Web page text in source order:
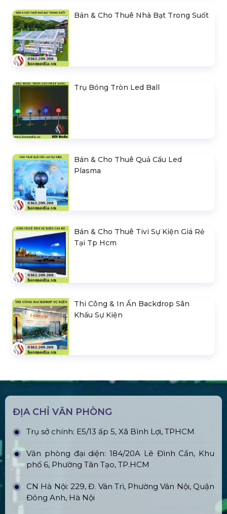
Bán & Cho Thuê Nhà Bạt Trong Suốt
Trụ Bóng Tròn Led Ball
Bán & Cho Thuê Quả Cầu Led
Plasma
Bán & Cho Thuê Tivi Sự Kiện Giá Rẻ
Tại Tp Hcm
Thi Công & In Ấn Backdrop Sân
Khấu Sự Kiện
ĐỊA CHỈ VĂN PHÒNG
Trụ sở chính: E5/13 ấp 5, Xã Bình Lợi, TPHCM
Văn phòng đại diện: 184/20A Lê Đình Cẩn, Khu
phố 6, Phường Tân Tạo, TP.HCM
CN Hà Nội: 229, Đ. Vân Trì, Phường Vân Nội, Quận
Đông Anh, Hà Nội